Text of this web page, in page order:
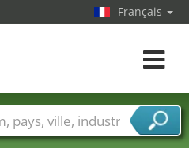
Français
Toggle
Villes
Secteurs de foire